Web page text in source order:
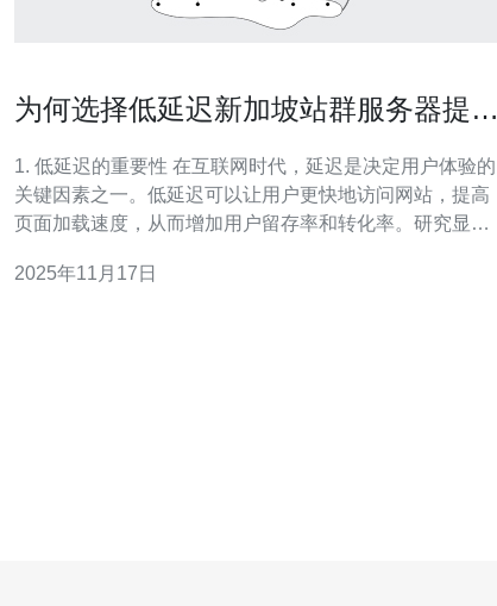
为何选择低延迟新加坡站群服务器提升
1. 低延迟的重要性 在互联网时代，延迟是决定用户体验的
关键因素之一。低延迟可以让用户更快地访问网站，提高
页面加载速度，从而增加用户留存率和转化率。研究显
此，选择低延迟的服务器是提升业务效率的首要步骤。 2.
2025年11月17日